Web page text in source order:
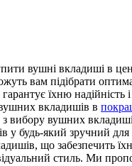
вушні вклaдиші в
вам підібрати
їхню надійність
вкладишів в
вушних
будь-який зручний
що забезпечить
стиль. Ми